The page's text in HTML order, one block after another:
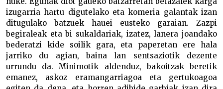
izugarria hartu digutelako eta komeria galantak izan
ditugulako batzuek hauei eusteko garaian. Zazpi
begiraleak eta bi sukaldariak, izatez, lanera joandako
bederatzi kide soilik gara, eta paperetan ere hala
jarriko du agian, baina lan sentsaziotik dezente
urrundu da. Minimotik aldenduz, bakoitzak beretik
emanez, askoz eramangarriagoa eta gertukoagoa